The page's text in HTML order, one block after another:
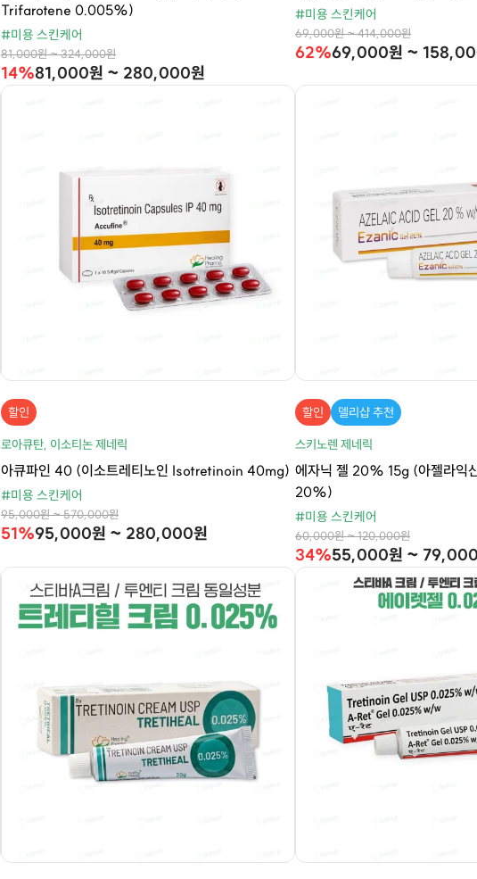
Trifarotene 0.005%)
#미용 스킨케어
81,000원 ~ 324,000원
14%81,000원 ~ 280,000원
#미용 스킨케어
69,000원 ~ 414,000원
62%69,000원 ~
할인
로아큐탄, 이소티논 제네릭
아큐파인 40 (이소트레티노인 Isotretinoin 40mg)
#미용 스킨케어
95,000원 ~ 570,000원
51%95,000원 ~ 280,000원
할인
델리샵 추천
스키노렌 제네릭
에자닉 젤 20% 15g (아젤라
20%)
#미용 스킨케어
60,000원 ~ 120,000원
34%55,000원 ~